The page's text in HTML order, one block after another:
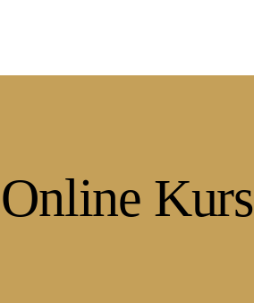
Kurs